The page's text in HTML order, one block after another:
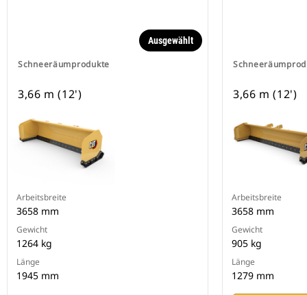
Schneeräumprodukte
Ausgewählt
3,66 m (12')
Arbeitsbreite
3658 mm
Gewicht
1264 kg
Länge
1945 mm
3,66 m (12')
Arbeitsbreite
3658 mm
Gewicht
905 kg
Länge
1279 mm